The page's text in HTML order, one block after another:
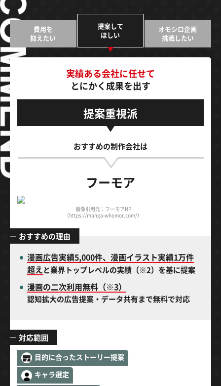
費用を
抑えたい
提案して
ほしい
オモシロ企画
挑戦したい
実績ある会社に任せて
とにかく成果を出す
提案重視派
おすすめの制作会社は
フーモア
画像引用元：フーモアHP
（https://manga-whomor.com/）
おすすめの理由
漫画広告実績5,000件、漫画イラスト実績1万件
超えと業界トップレベルの実績（※2）を基に提案
漫画の二次利用無料（※3）
認知拡大の広告提案・データ共有まで無料で対応
対応範囲
目的に合ったストーリー提案
キャラ選定